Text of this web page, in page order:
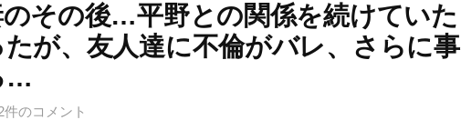
その後…平野との関係を続けていた
が、友人達に不倫がバレ、さらに事
…
件のコメント